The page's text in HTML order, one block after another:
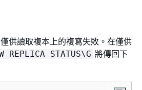
僅供讀取複本上的複寫失敗。在僅供
REPLICA STATUS\G 將傳回下